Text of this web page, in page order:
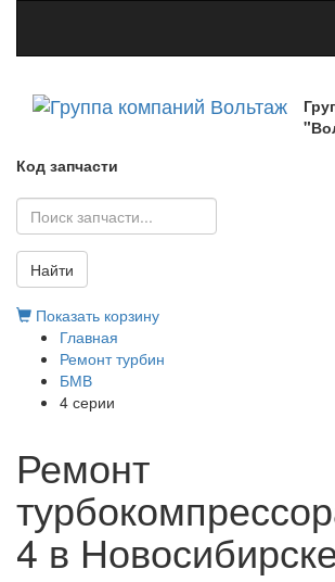
Код запчасти
Найти
Показать корзину
Главная
Ремонт турбин
БМВ
4 серии
Ремонт
4 в